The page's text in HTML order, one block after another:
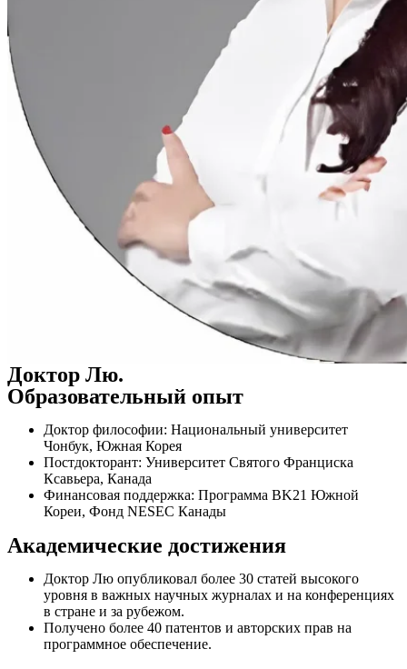
Доктор Лю.
Образовательный опыт
Доктор философии: Национальный университет
Чонбук, Южная Корея
Постдокторант: Университет Святого Франциска
Ксавьера, Канада
Финансовая поддержка: Программа BK21 Южной
Кореи, Фонд NESEC Канады
Академические достижения
Доктор Лю опубликовал более 30 статей высокого
уровня в важных научных журналах и на конференциях
в стране и за рубежом.
Получено более 40 патентов и авторских прав на
программное обеспечение.